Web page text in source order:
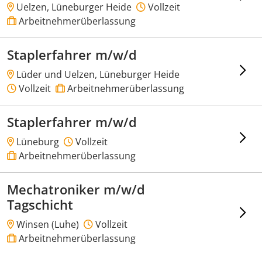
Uelzen, Lüneburger Heide
Vollzeit
Arbeitnehmerüberlassung
Staplerfahrer m/w/d
Lüder und Uelzen, Lüneburger Heide
Vollzeit
Arbeitnehmerüberlassung
Staplerfahrer m/w/d
Lüneburg
Vollzeit
Arbeitnehmerüberlassung
Mechatroniker m/w/d
Tagschicht
Winsen (Luhe)
Vollzeit
Arbeitnehmerüberlassung